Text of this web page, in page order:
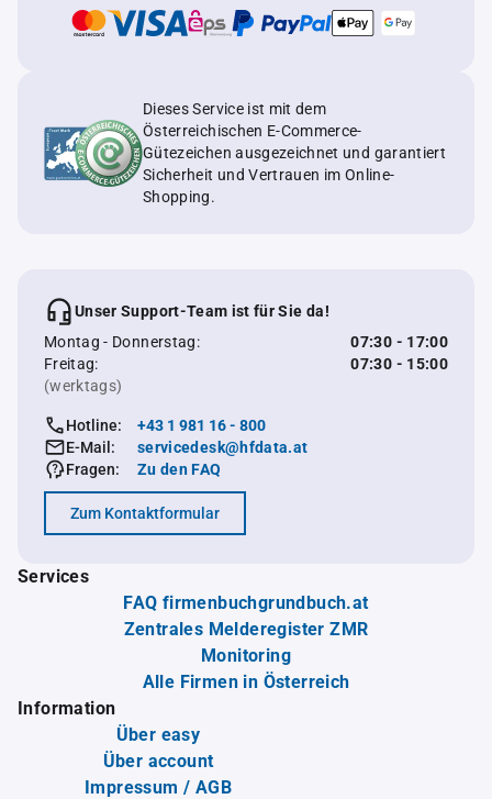
Dieses Service ist mit dem
Österreichischen E-Commerce-
Gütezeichen ausgezeichnet und garantiert
Sicherheit und Vertrauen im Online-
Shopping.
Unser Support-Team ist für Sie da!
Montag - Donnerstag:
07:30 - 17:00
Freitag:
07:30 - 15:00
(werktags)
Hotline:
+43 1 981 16 - 800
E-Mail:
servicedesk@hfdata.at
Fragen:
Zu den FAQ
Zum Kontaktformular
Services
FAQ firmenbuchgrundbuch.at
Zentrales Melderegister ZMR
Monitoring
Alle Firmen in Österreich
Information
Über easy
Über account
Impressum / AGB